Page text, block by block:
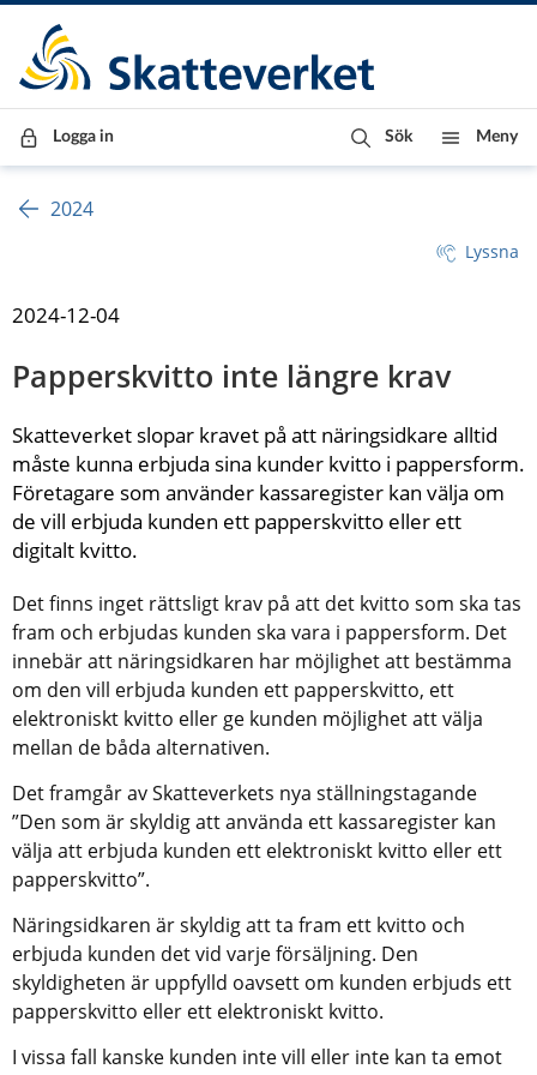
Till innehåll
Till navigationen
Till chattrobot
Logga in Sök Meny
2024
Lyssna
2024-12-04
Papperskvitto inte längre krav
Skatteverket slopar kravet på att näringsidkare alltid
måste kunna erbjuda sina kunder kvitto i pappersform.
Företagare som använder kassaregister kan välja om
de vill erbjuda kunden ett papperskvitto eller ett
digitalt kvitto.
Det finns inget rättsligt krav på att det kvitto som ska tas
fram och erbjudas kunden ska vara i pappersform. Det
innebär att näringsidkaren har möjlighet att bestämma
om den vill erbjuda kunden ett papperskvitto, ett
elektroniskt kvitto eller ge kunden möjlighet att välja
mellan de båda alternativen.
Det framgår av Skatteverkets nya ställningstagande
”Den som är skyldig att använda ett kassaregister kan
välja att erbjuda kunden ett elektroniskt kvitto eller ett
papperskvitto”.
Näringsidkaren är skyldig att ta fram ett kvitto och
erbjuda kunden det vid varje försäljning. Den
skyldigheten är uppfylld oavsett om kunden erbjuds ett
papperskvitto eller ett elektroniskt kvitto.
I vissa fall kanske kunden inte vill eller inte kan ta emot